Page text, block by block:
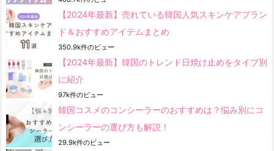
【2024年最新】売れている韓国人気スキンケアブラン
ド＆おすすめアイテムまとめ
350.9k件のビュー
【2024年最新】韓国のトレンド日焼け止めをタイプ別
に紹介
97k件のビュー
韓国コスメのコンシーラーのおすすめは？悩み別にコ
ンシーラーの選び方も解説！
29.9k件のビュー